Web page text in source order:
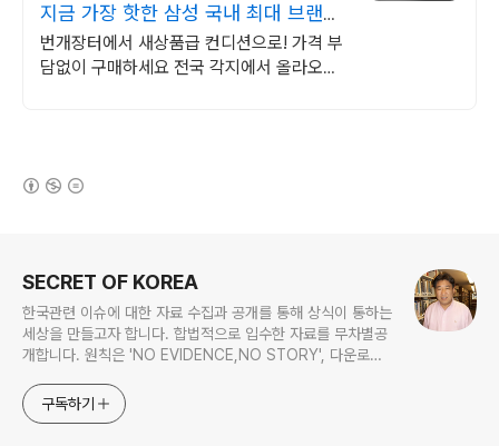
지금 가장 핫한 삼성 국내 최대 브랜드
중고거래
번개장터에서 새상품급 컨디션으로! 가격 부
담없이 구매하세요 전국 각지에서 올라오는
SECRET OF KOREA
한국관련 이슈에 대한 자료 수집과 공개를 통해 상식이 통하는
세상을 만들고자 합니다. 합법적으로 입수한 자료를 무차별공
개합니다. 원칙은 'NO EVIDENCE,NO STORY', 다운로드
jesim56@gmail.com, 안보일때는 구글리더나 RSS로!!
구독하기